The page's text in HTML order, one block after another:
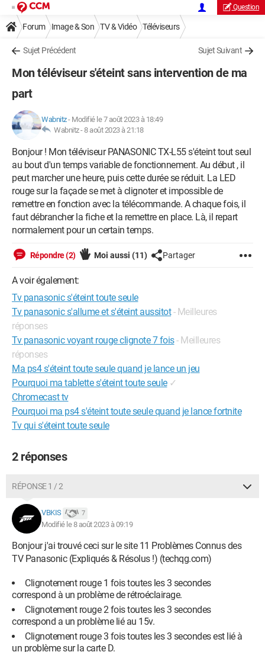
Question
Forum Image & Son TV & Vidéo Téléviseurs
Sujet Précédent Sujet Suivant
Mon téléviseur s'éteint sans intervention de ma
part
Wabnitz- Modifié le 7 août 2023 à 18:49
Wabnitz -8 août 2023 à 21:18
Bonjour ! Mon téléviseur PANASONIC TX-L55 s'éteint tout seul
au bout d'un temps variable de fonctionnement. Au début , il
peut marcher une heure, puis cette durée se réduit. La LED
rouge sur la façade se met à clignoter et impossible de
remettre en fonction avec la télécommande. A chaque fois, il
faut débrancher la fiche et la remettre en place. Là, il repart
normalement pour un certain temps.
Répondre (2) Moi aussi (11) Partager
A voir également:
Tv panasonic s'éteint toute seule
Tv panasonic s'allume et s'éteint aussitot - Meilleures
réponses
Tv panasonic voyant rouge clignote 7 fois- Meilleures
réponses
Ma ps4 s'éteint toute seule quand je lance un jeu
Pourquoi ma tablette s'éteint toute seule ✓
Chromecast tv
Pourquoi ma ps4 s'éteint toute seule quand je lance fortnite
Tv qui s'éteint toute seule
2 réponses
RÉPONSE 1 / 2
VBKIS 7
Modifié le 8 août 2023 à 09:19
Bonjour j'ai trouvé ceci sur le site 11 Problèmes Connus des
TV Panasonic (Expliqués & Résolus !) (techqg.com)
Clignotement rouge 1 fois toutes les 3 secondes
correspond à un problème de rétroéclairage.
Clignotement rouge 2 fois toutes les 3 secondes
correspond a un problème lié au 15v.
Clignotement rouge 3 fois toutes les 3 secondes est lié à
un problème sur la carte D.